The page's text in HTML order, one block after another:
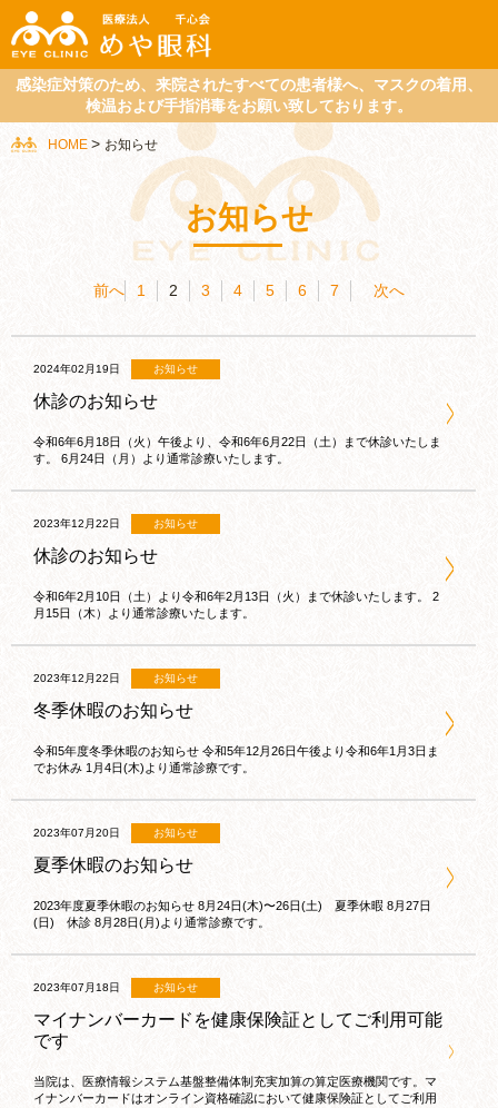
感染症対策のため、来院されたすべての患者様へ、マスクの着用、
検温および手指消毒をお願い致しております。
HOME > お知らせ
お知らせ
前へ 1 2 3 4 5 6 7 次へ
2024年02月19日 お知らせ
休診のお知らせ
令和6年6月18日（火）午後より、令和6年6月22日（土）まで休診いたしま
す。 6月24日（月）より通常診療いたします。
2023年12月22日 お知らせ
休診のお知らせ
令和6年2月10日（土）より令和6年2月13日（火）まで休診いたします。 2
月15日（木）より通常診療いたします。
2023年12月22日 お知らせ
冬季休暇のお知らせ
令和5年度冬季休暇のお知らせ 令和5年12月26日午後より令和6年1月3日ま
でお休み 1月4日(木)より通常診療です。
2023年07月20日 お知らせ
夏季休暇のお知らせ
2023年度夏季休暇のお知らせ 8月24日(木)〜26日(土) 夏季休暇 8月27日
(日) 休診 8月28日(月)より通常診療です。
2023年07月18日 お知らせ
マイナンバーカードを健康保険証としてご利用可能
です
当院は、医療情報システム基盤整備体制充実加算の算定医療機関です。マ
イナンバーカードはオンライン資格確認において健康保険証としてご利用